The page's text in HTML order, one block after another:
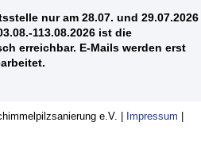
nur am 28.07. und 29.07.2026
113.08.2026 ist die
erreichbar. E-Mails werden erst
e.V. | Impressum